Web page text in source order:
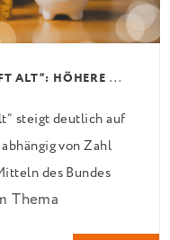
K
FW-FÖRDERUNG „JUNG KAUFT ALT“: HÖHERE KREDITE AB AUGUST 2026
steigt deutlich auf
von Zahl
des Bundes
effektiv
Zinsbindung
Thema